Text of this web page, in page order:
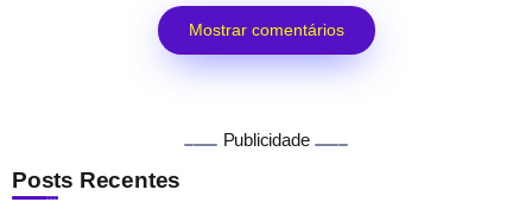
Mostrar comentários
Publicidade
Posts Recentes